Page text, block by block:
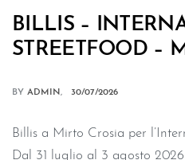
BILLIS –
STREETFOOD –
BY ADMIN 30/07/2026
Billis a Mirto Crosia per
Dal 31 luglio al 3 agosto